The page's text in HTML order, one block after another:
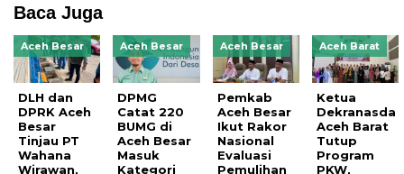
Baca Juga
Aceh Besar
DLH dan
DPRK Aceh
Besar
Tinjau PT
Wahana
Wirawan,
Aceh Besar
DPMG
Catat 220
BUMG di
Aceh Besar
Masuk
Kategori
Aceh Besar
Pemkab
Aceh Besar
Ikut Rakor
Nasional
Evaluasi
Pemulihan
Aceh Barat
Ketua
Dekranasda
Aceh Barat
Tutup
Program
PKW,